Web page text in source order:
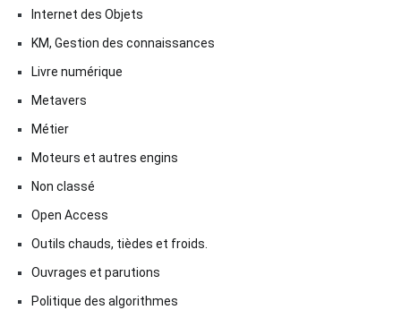
Internet des Objets
KM, Gestion des connaissances
Livre numérique
Metavers
Métier
Moteurs et autres engins
Non classé
Open Access
Outils chauds, tièdes et froids.
Ouvrages et parutions
Politique des algorithmes